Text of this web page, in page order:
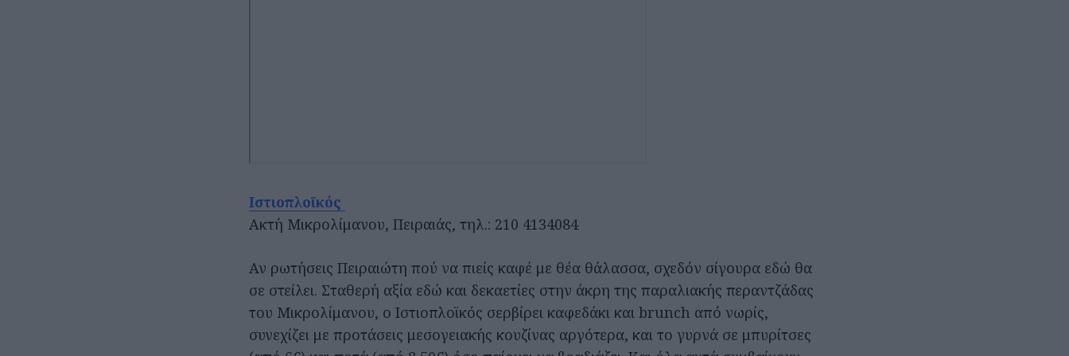
Ιστιοπλοϊκός
Ακτή Μικρολίμανου, Πειραιάς, τηλ.: 210 4134084
Αν ρωτήσεις Πειραιώτη πού να πιείς καφέ με θέα θάλασσα, σχεδόν σίγουρα εδώ θα
σε στείλει. Σταθερή αξία εδώ και δεκαετίες στην άκρη της παραλιακής περαντζάδας
του Μικρολίμανου, ο Ιστιοπλοϊκός σερβίρει καφεδάκι και brunch από νωρίς,
συνεχίζει με προτάσεις μεσογειακής κουζίνας αργότερα, και το γυρνά σε μπυρίτσες